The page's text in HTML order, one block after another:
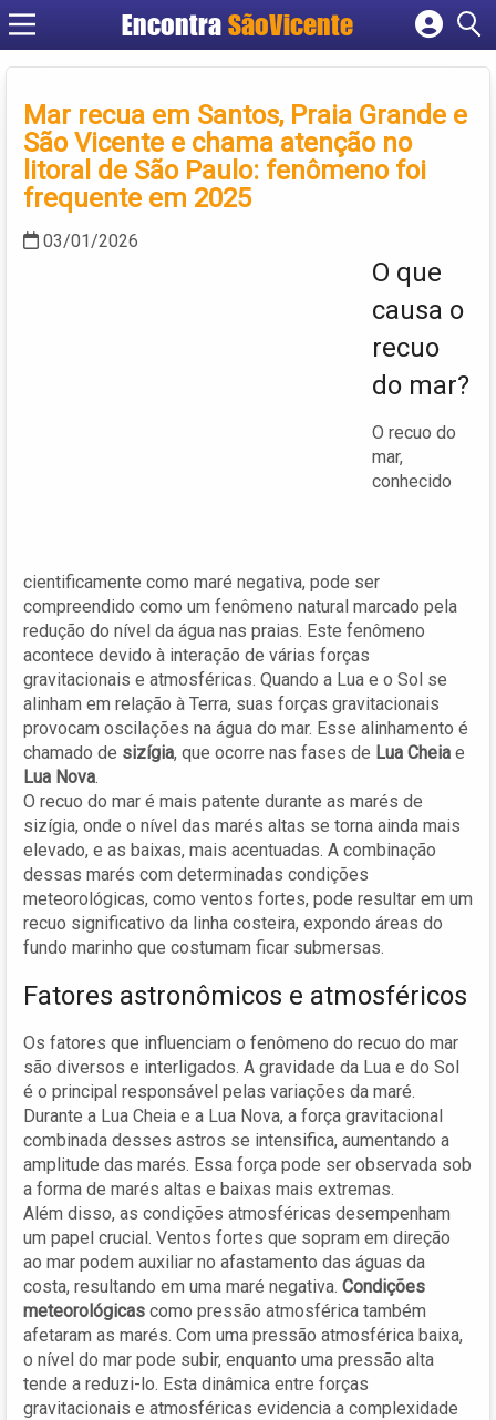
Encontra SãoVicente
Cadastrar empresa
Criar conta
Mar recua em Santos, Praia Grande e
São Vicente e chama atenção no
litoral de São Paulo: fenômeno foi
frequente em 2025
03/01/2026
O que
causa o
recuo
do mar?
O recuo do
mar,
conhecido
cientificamente como maré negativa, pode ser
compreendido como um fenômeno natural marcado pela
redução do nível da água nas praias. Este fenômeno
acontece devido à interação de várias forças
gravitacionais e atmosféricas. Quando a Lua e o Sol se
alinham em relação à Terra, suas forças gravitacionais
provocam oscilações na água do mar. Esse alinhamento é
chamado de sizígia, que ocorre nas fases de Lua Cheia e
Lua Nova.
O recuo do mar é mais patente durante as marés de
sizígia, onde o nível das marés altas se torna ainda mais
elevado, e as baixas, mais acentuadas. A combinação
dessas marés com determinadas condições
meteorológicas, como ventos fortes, pode resultar em um
recuo significativo da linha costeira, expondo áreas do
fundo marinho que costumam ficar submersas.
Fatores astronômicos e atmosféricos
Os fatores que influenciam o fenômeno do recuo do mar
são diversos e interligados. A gravidade da Lua e do Sol
é o principal responsável pelas variações da maré.
Durante a Lua Cheia e a Lua Nova, a força gravitacional
combinada desses astros se intensifica, aumentando a
amplitude das marés. Essa força pode ser observada sob
a forma de marés altas e baixas mais extremas.
Além disso, as condições atmosféricas desempenham
um papel crucial. Ventos fortes que sopram em direção
ao mar podem auxiliar no afastamento das águas da
costa, resultando em uma maré negativa. Condições
meteorológicas como pressão atmosférica também
afetaram as marés. Com uma pressão atmosférica baixa,
o nível do mar pode subir, enquanto uma pressão alta
tende a reduzi-lo. Esta dinâmica entre forças
gravitacionais e atmosféricas evidencia a complexidade